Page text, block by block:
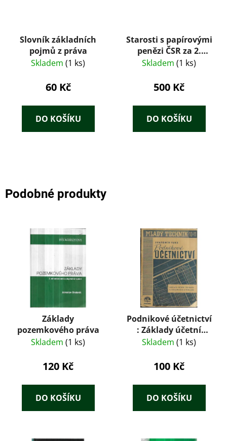
Slovník základních
pojmů z práva
Skladem (1 ks)
60 Kč
DO KOŠÍKU
Starosti s papírovými
penězi ČSR za 2.
světové války. Díl 1,
různá měnová
Skladem (1 ks)
500 Kč
DO KOŠÍKU
Podobné produkty
Základy
pozemkového práva
Skladem (1 ks)
120 Kč
DO KOŠÍKU
Podnikové účetnictví
: Základy účetní
techniky a organisace
Skladem (1 ks)
100 Kč
DO KOŠÍKU